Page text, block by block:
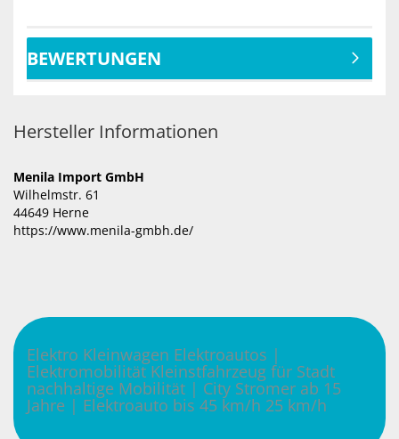
BEWERTUNGEN
Hersteller Informationen
Menila Import GmbH
Wilhelmstr. 61
44649 Herne
https://www.menila-gmbh.de/
Elektro Kleinwagen Elektroautos |
Elektromobilität Kleinstfahrzeug für Stadt
nachhaltige Mobilität | City Stromer ab 15
Jahre | Elektroauto bis 45 km/h 25 km/h